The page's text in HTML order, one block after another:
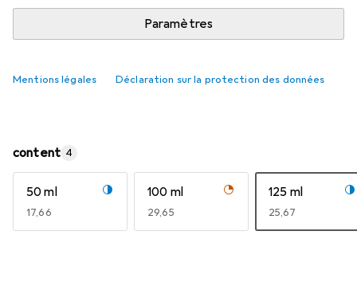
Paramètres
Mentions légales Déclaration sur la protection des données
Ajouter au panier
content 4
50 ml
EUR
17,66
100 ml
EUR
29,65
125 ml
EUR
25,67